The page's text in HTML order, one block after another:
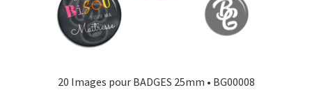
20 Images pour BADGES 25mm • BG00008